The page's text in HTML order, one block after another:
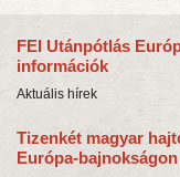
FEI Utánpótlás
információk
Aktuális hírek
Tizenkét magyar
Európa-